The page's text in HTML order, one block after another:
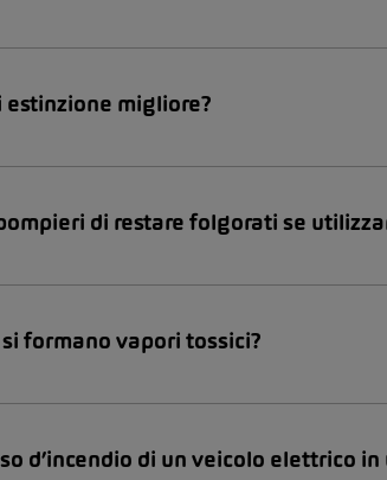
estinzione migliore?
di restare folgorati se
formano vapori tossici?
d’incendio di un veicolo elettrico